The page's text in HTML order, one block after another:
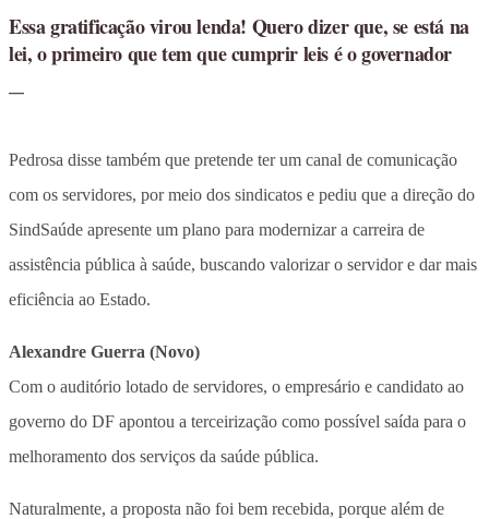
Essa gratificação virou lenda! Quero dizer que, se está na
lei, o primeiro que tem que cumprir leis é o governador
Pedrosa disse também que pretende ter um canal de comunicação
com os servidores, por meio dos sindicatos e pediu que a direção do
SindSaúde apresente um plano para modernizar a carreira de
assistência pública à saúde, buscando valorizar o servidor e dar mais
eficiência ao Estado.
Alexandre Guerra (Novo)
Com o auditório lotado de servidores, o empresário e candidato ao
governo do DF apontou a terceirização como possível saída para o
melhoramento dos serviços da saúde pública.
Naturalmente, a proposta não foi bem recebida, porque além de